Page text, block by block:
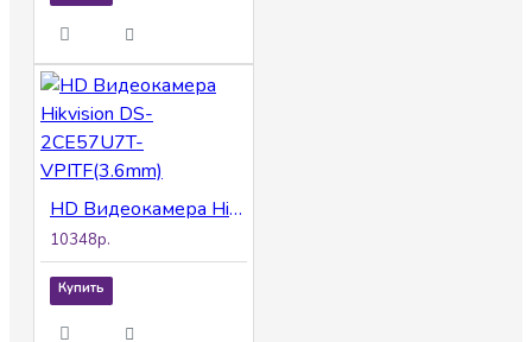
HD Видеокамера Hikvision DS-2CE57U7T-VPITF(3.6mm)
10348р.
Купить